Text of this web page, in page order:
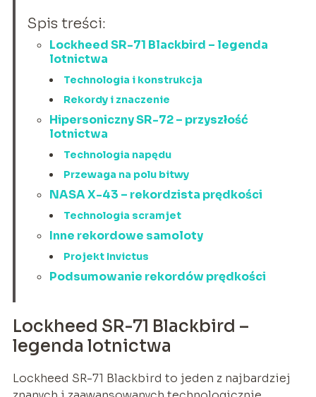
Spis treści:
Lockheed SR-71 Blackbird – legenda
lotnictwa
Technologia i konstrukcja
Rekordy i znaczenie
Hipersoniczny SR-72 – przyszłość
lotnictwa
Technologia napędu
Przewaga na polu bitwy
NASA X-43 – rekordzista prędkości
Technologia scramjet
Inne rekordowe samoloty
Projekt Invictus
Podsumowanie rekordów prędkości
Lockheed SR-71 Blackbird –
legenda lotnictwa
Lockheed SR-71 Blackbird to jeden z najbardziej